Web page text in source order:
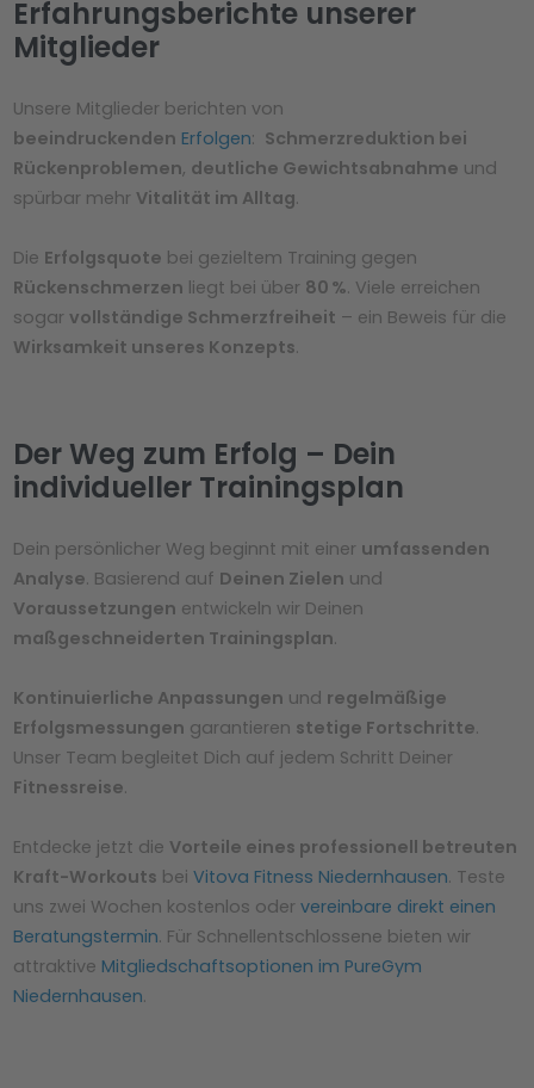
Erfahrungsberichte unserer
Mitglieder
Unsere Mitglieder berichten von
beeindruckenden Erfolgen: Schmerzreduktion bei
Rückenproblemen, deutliche Gewichtsabnahme und
spürbar mehr Vitalität im Alltag.
Die Erfolgsquote bei gezieltem Training gegen
Rückenschmerzen liegt bei über 80 %. Viele erreichen
sogarvollständige Schmerzfreiheit – ein Beweis für die
Wirksamkeit unseres Konzepts.
Der Weg zum Erfolg – Dein
individueller Trainingsplan
Dein persönlicher Weg beginnt mit einer umfassenden
Analyse. Basierend auf Deinen Zielen und
Voraussetzungen entwickeln wir Deinen
maßgeschneiderten Trainingsplan.
Kontinuierliche Anpassungen und regelmäßige
Erfolgsmessungen garantieren stetige Fortschritte.
Unser Team begleitet Dich auf jedem Schritt Deiner
Fitnessreise.
Entdecke jetzt die Vorteile eines professionell betreuten
Kraft-Workouts bei Vitova Fitness Niedernhausen. Teste
uns zwei Wochen kostenlos oder vereinbare direkt einen
Beratungstermin. Für Schnellentschlossene bieten wir
attraktive Mitgliedschaftsoptionen im PureGym
Niedernhausen.